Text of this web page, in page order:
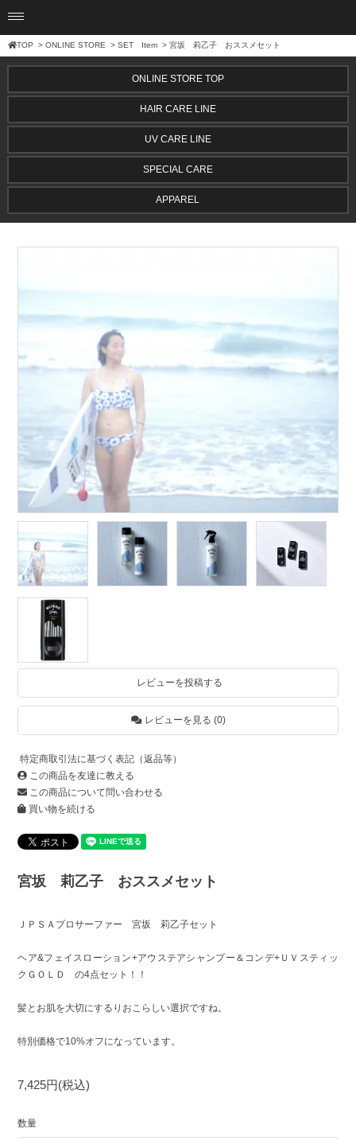
TOP >ONLINE STORE >SET Item > 宮坂 莉乙子 おススメセット
ONLINE STORE TOP
HAIR CARE LINE
UV CARE LINE
SPECIAL CARE
APPAREL
レビューを投稿する
レビューを見る (0)
特定商取引法に基づく表記（返品等）
この商品を友達に教える
この商品について問い合わせる
買い物を続ける
宮坂 莉乙子 おススメセット
ＪＰＳＡプロサーファー 宮坂 莉乙子セット
ヘア&フェイスローション+アウステアシャンプー＆コンデ+ＵＶスティッ
クＧＯＬＤ の4点セット！！
髪とお肌を大切にするりおこらしい選択ですね。
特別価格で10%オフになっています。
7,425円(税込)
数量